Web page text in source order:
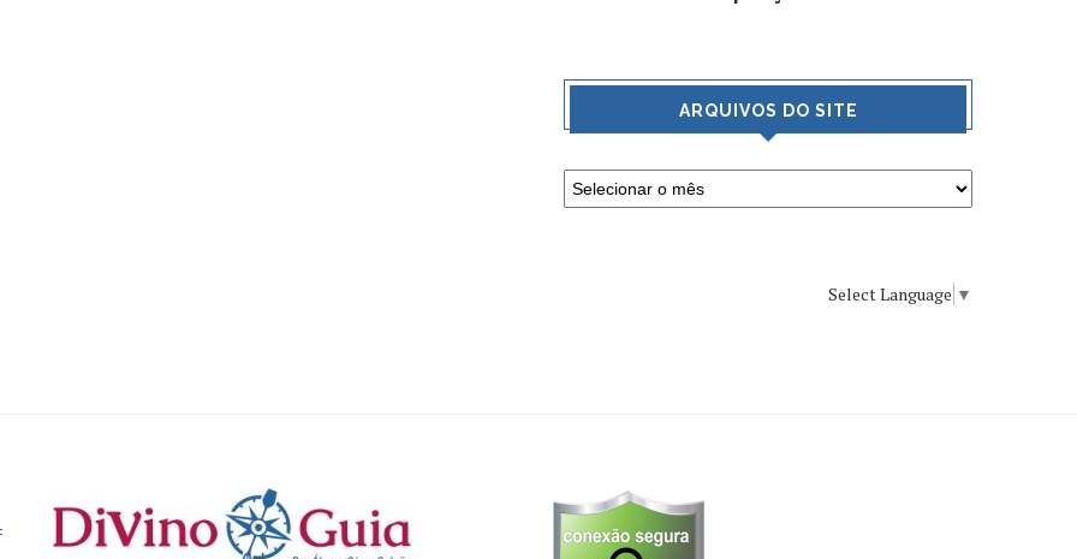
ARQUIVOS DO SITE
Select Language ▼